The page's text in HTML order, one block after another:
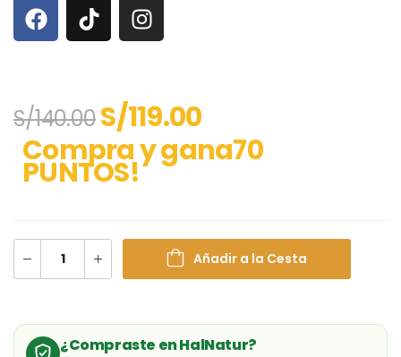
S/140.00S/119.00
Compra y gana70
PUNTOS!
Añadir a la Cesta
¿Compraste en HalNatur?